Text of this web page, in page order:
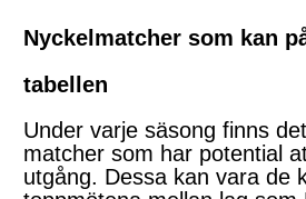
Nyckelmatcher som kan
tabellen
Under varje säsong finns
matcher som har potential
utgång. Dessa kan vara de